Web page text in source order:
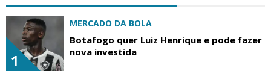
1
MERCADO DA BOLA
Botafogo quer Luiz Henrique e pode fazer
nova investida